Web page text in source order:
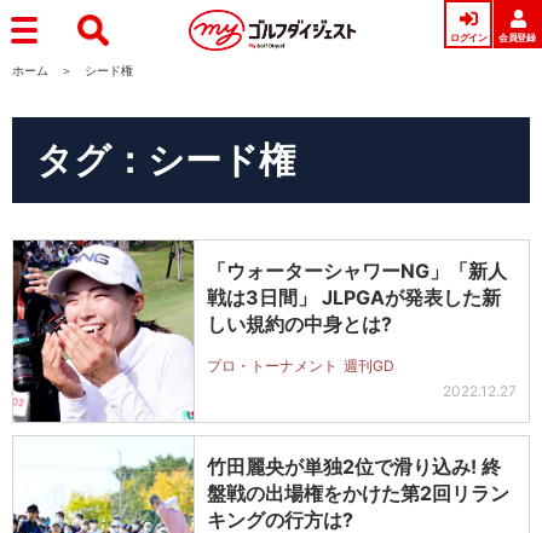
ログイン 会員登録
ホーム シード権
タグ：シード権
「ウォーターシャワーNG」「新人
戦は3日間」 JLPGAが発表した新
しい規約の中身とは?
プロ・トーナメント 週刊GD
2022.12.27
竹田麗央が単独2位で滑り込み! 終
盤戦の出場権をかけた第2回リラン
キングの行方は?